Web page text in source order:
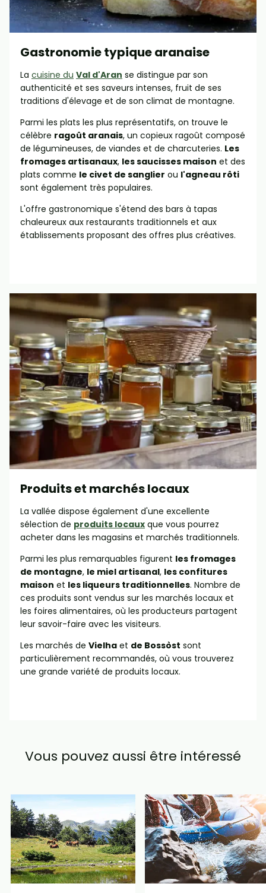
Gastronomie typique aranaise
La cuisine du Val d'Aran se distingue par son
authenticité et ses saveurs intenses, fruit de ses
traditions d'élevage et de son climat de montagne.
Parmi les plats les plus représentatifs, on trouve le
célèbre ragoût aranais, un copieux ragoût composé
de légumineuses, de viandes et de charcuteries. Les
fromages artisanaux, les saucisses maison et des
plats comme le civet de sanglier ou l'agneau rôti
sont également très populaires.
L'offre gastronomique s'étend des bars à tapas
chaleureux aux restaurants traditionnels et aux
établissements proposant des offres plus créatives.
Produits et marchés locaux
La vallée dispose également d'une excellente
sélection de produits locaux que vous pourrez
acheter dans les magasins et marchés traditionnels.
Parmi les plus remarquables figurent les fromages
de montagne, le miel artisanal, les confitures
maison et les liqueurs traditionnelles. Nombre de
ces produits sont vendus sur les marchés locaux et
les foires alimentaires, où les producteurs partagent
leur savoir-faire avec les visiteurs.
Les marchés de Vielha et de Bossòst sont
particulièrement recommandés, où vous trouverez
une grande variété de produits locaux.
Vous pouvez aussi être intéressé